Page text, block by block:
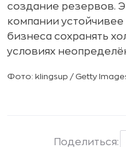
создание резервов.
компании
бизнеса сохранять
условиях
Фото: klingsup / Getty
Поделиться: